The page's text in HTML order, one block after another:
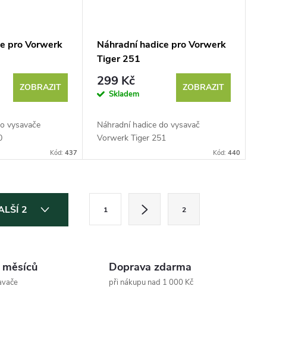
pro Vorwerk
ZOBRAZIT
vysavače
Kód: 437
Náhradní hadice pro Vorwerk
Tiger 251
299 Kč
Skladem
ZOBRAZIT
Náhradní hadice do vysavač
Vorwerk Tiger 251
Kód: 440
2 1 2
Doprava zdarma
při nákupu nad 1 000 Kč